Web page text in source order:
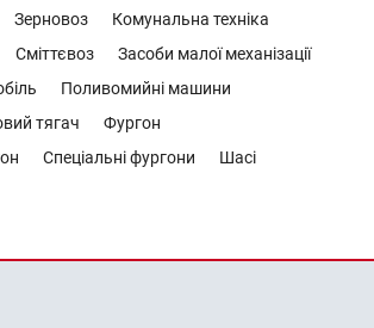
Зерновоз
Комунальна техніка
Сміттєвоз
Засоби малої механізації
Поливомийні машини
тягач
Фургон
Спеціальні фургони Шасі